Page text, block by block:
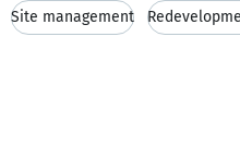
Site management